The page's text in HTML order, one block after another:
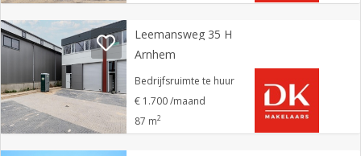
adverteren
Registreren
Login
Leemansweg 35 H
Arnhem
Bedrijfsruimte te huur
€ 1.700 /maand
87 m2